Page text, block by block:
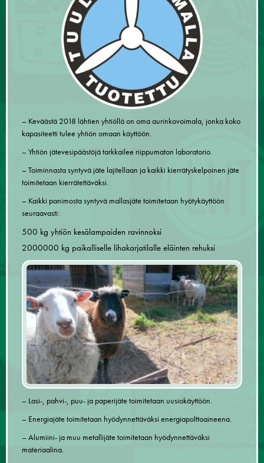
– Keväästä 2018 lähtien yhtiöllä on oma aurinkovoimala, jonka koko
kapasiteetti tulee yhtiön omaan käyttöön.
– Yhtiön jätevesipäästöjä tarkkailee riippumaton laboratorio.
– Toiminnasta syntyvä jäte lajitellaan ja kaikki kierrätyskelpoinen jäte
toimitetaan kierrätettäväksi.
– Kaikki panimosta syntyvä mallasjäte toimitetaan hyötykäyttöön
seuraavasti:
500 kg yhtiön kesälampaiden ravinnoksi
2000000 kg paikalliselle lihakarjatilalle eläinten rehuksi
– Lasi-, pahvi-, puu- ja paperijäte toimitetaan uusiokäyttöön.
– Energiajäte toimitetaan hyödynnettäväksi energiapolttoaineena.
– Alumiini- ja muu metallijäte toimitetaan hyödynnettäväksi
materiaalina.